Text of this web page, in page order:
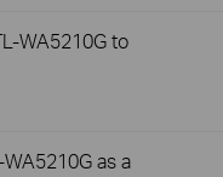
WA5210G to
as a